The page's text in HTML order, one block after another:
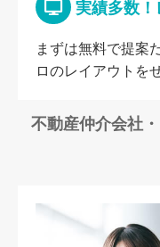
実績多数
まずは無料で提案
ロのレイアウトを
不動産仲介会社